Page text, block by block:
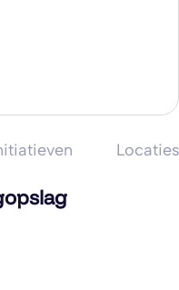
Locaties